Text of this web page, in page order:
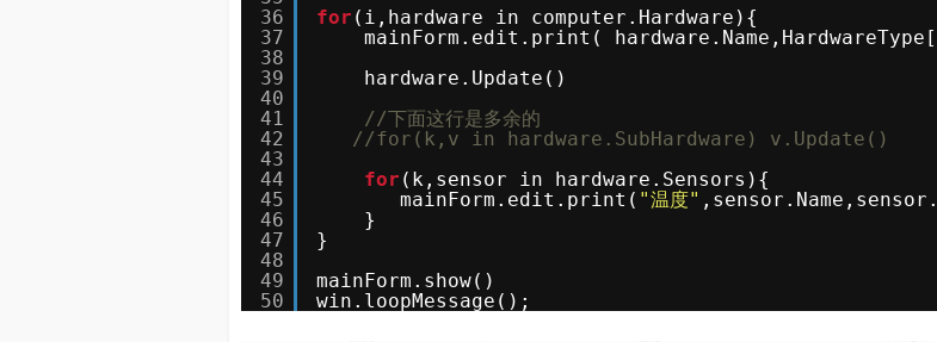
36
37
38
39
40
41
42
43
44
45
46
47
48
49
50
for (i,hardware in computer.Hardware){
mainForm.edit.print(
hardware.Update()
//下面这行是多余的
//for(k,v in hardware.SubHardware) v.Update()
for (k,sensor in hardware.Sensors){
mainForm.edit.print( "温度"
}
}
mainForm.show()
win.loopMessage();